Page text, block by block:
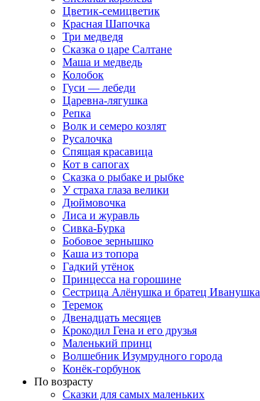
Цветик-семицветик
Красная Шапочка
Три медведя
Сказка о царе Салтане
Маша и медведь
Колобок
Гуси — лебеди
Царевна-лягушка
Репка
Волк и семеро козлят
Русалочка
Спящая красавица
Кот в сапогах
Сказка о рыбаке и рыбке
У страха глаза велики
Дюймовочка
Лиса и журавль
Сивка-Бурка
Бобовое зернышко
Каша из топора
Гадкий утёнок
Принцесса на горошине
Сестрица Алёнушка и братец Иванушка
Теремок
Двенадцать месяцев
Крокодил Гена и его друзья
Маленький принц
Волшебник Изумрудного города
Конёк-горбунок
По возрасту
Сказки для самых маленьких